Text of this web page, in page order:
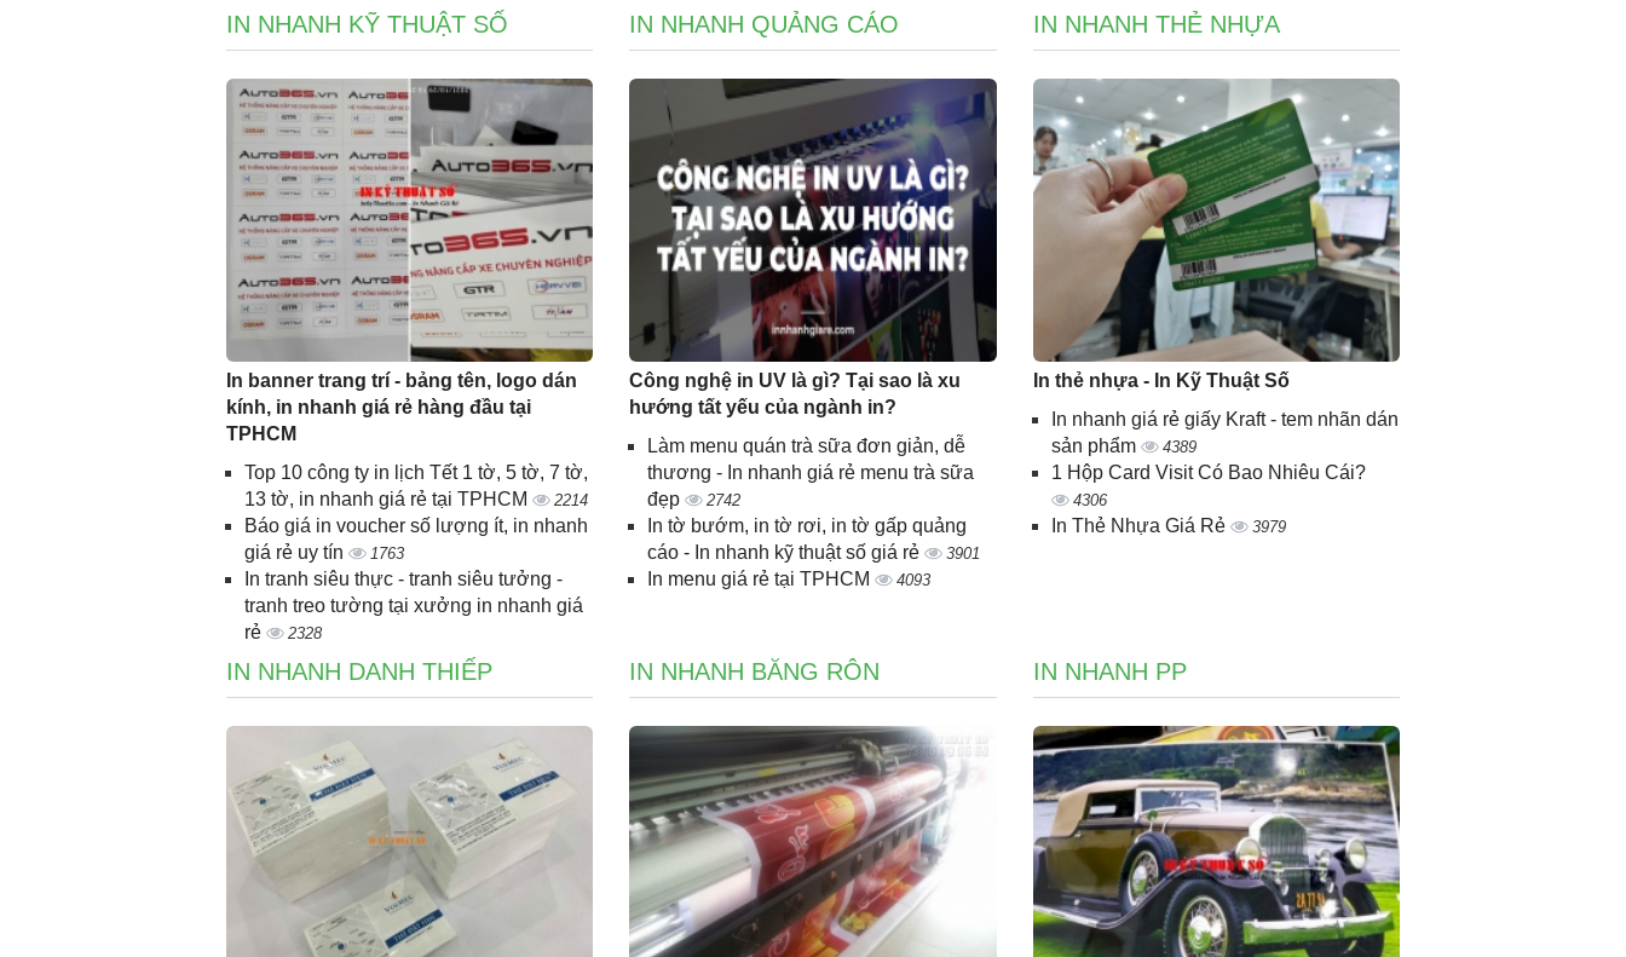
IN NHANH KỸ THUẬT SỐ
In banner trang trí - bảng tên, logo dán
kính, in nhanh giá rẻ hàng đầu tại
TPHCM
Top 10 công ty in lịch Tết 1 tờ, 5 tờ, 7 tờ,
13 tờ, in nhanh giá rẻ tại TPHCM
2214
Báo giá in voucher số lượng ít, in nhanh
giá rẻ uy tín
1763
In tranh siêu thực - tranh siêu tưởng -
tranh treo tường tại xưởng in nhanh giá
rẻ
2328
IN NHANH QUẢNG CÁO
Công nghệ in UV là gì? Tại sao là xu
hướng tất yếu của ngành in?
Làm menu quán trà sữa đơn giản, dễ
thương - In nhanh giá rẻ menu trà sữa
đẹp
2742
In tờ bướm, in tờ rơi, in tờ gấp quảng
cáo - In nhanh kỹ thuật số giá rẻ
3901
In menu giá rẻ tại TPHCM 4093
IN NHANH THẺ NHỰA
In thẻ nhựa - In Kỹ Thuật Số
In nhanh giá rẻ giấy Kraft - tem nhãn dán
sản phẩm
4389
1 Hộp Card Visit Có Bao Nhiêu Cái?
4306
In Thẻ Nhựa Giá Rẻ 3979
IN NHANH DANH THIẾP IN NHANH BĂNG RÔN IN NHANH PP